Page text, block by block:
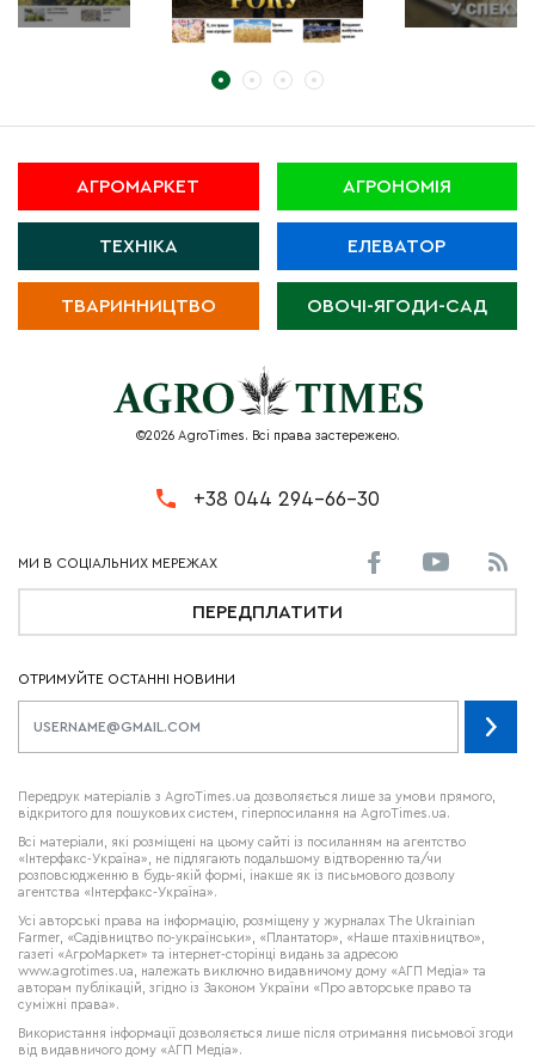
АГРОМАРКЕТ АГРОНОМІЯ
ТЕХНІКА ЕЛЕВАТОР
ТВАРИННИЦТВО ОВОЧІ-ЯГОДИ-САД
©2026 AgroTimes. Всі права застережено.
+38 044 294-66-30
ПЕРЕДПЛАТИТИ
ОТРИМУЙТЕ ОСТАННІ НОВИНИ
Передрук матеріалів з AgroTimes.ua дозволяється лише за умови прямого,
відкритого для пошукових систем, гіперпосилання на AgroTimes.ua.
Всі матеріали, які розміщені на цьому сайті із посиланням на агентство
«Інтерфакс-Україна», не підлягають подальшому відтворенню та/чи
розповсюдженню в будь-якій формі, інакше як із письмового дозволу
агентства «Інтерфакс-Україна».
Усі авторські права на інформацію, розміщену у журналах
The Ukrainian
Farmer, «Садівництво по-українськи», «Плантатор», «Наше птахівництво»,
газеті «АгроМаркет» та інтернет-сторінці видань за адресою
www.agrotimes.ua, належать виключно видавничому дому «АГП Медіа» та
авторам публікацій, згідно із Законом України «Про авторське право та
суміжні права».
Використання інформації дозволяється лише після отримання письмової згоди
від видавничого дому «АГП Медіа».